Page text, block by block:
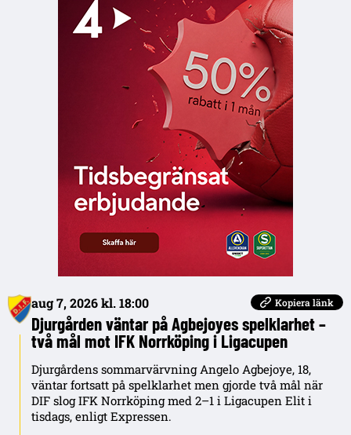
aug 7, 2026 kl. 18:00 Kopiera länk
Djurgården väntar på Agbejoyes spelklarhet –
två mål mot IFK Norrköping i Ligacupen
Djurgårdens sommarvärvning Angelo Agbejoye, 18,
väntar fortsatt på spelklarhet men gjorde två mål när
DIF slog IFK Norrköping med 2–1 i Ligacupen Elit i
tisdags, enligt Expressen.